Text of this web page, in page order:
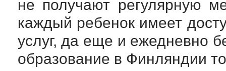
не получают регулярную
каждый ребенок имеет
услуг, да еще и ежедневно
образование в Финляндии